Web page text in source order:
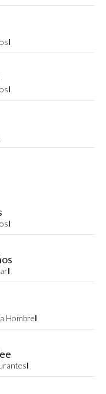
I
I
I
I
HombreI
I